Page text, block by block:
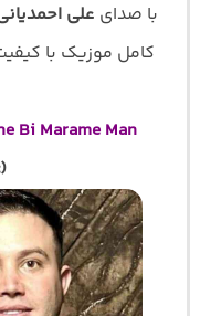
با صدای علی
کامل موزیک با کیفیت اصلی
Bi Marame Man